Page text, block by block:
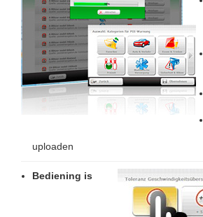
uploaden
Bediening is